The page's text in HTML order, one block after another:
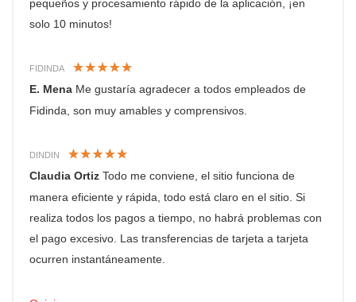
pequeños y procesamiento rápido de la aplicación, ¡en
solo 10 minutos!
FIDINDA
E. Mena Me gustaría agradecer a todos empleados de
Fidinda, son muy amables y comprensivos.
DINDIN
Claudia Ortiz Todo me conviene, el sitio funciona de
manera eficiente y rápida, todo está claro en el sitio. Si
realiza todos los pagos a tiempo, no habrá problemas con
el pago excesivo. Las transferencias de tarjeta a tarjeta
ocurren instantáneamente.